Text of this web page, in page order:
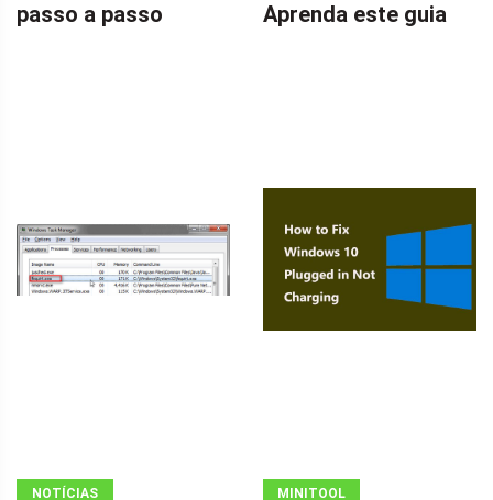
passo a passo
Aprenda este guia
NOTÍCIAS
MINITOOL